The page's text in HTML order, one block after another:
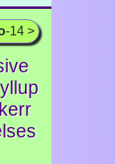
-14 >